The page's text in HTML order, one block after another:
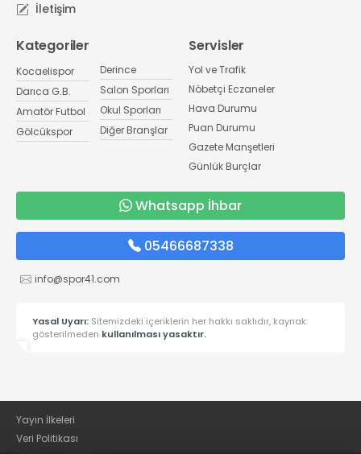
İletişim
Kategoriler
Kocaelispor
Darıca G.B.
Amatör Futbol
Gölcükspor
Derince
Salon Sporları
Okul Sporları
Diğer Branşlar
Servisler
Yol ve Trafik
Nöbetçi Eczaneler
Hava Durumu
Puan Durumu
Gazete Manşetleri
Günlük Burçlar
Whatsapp İhbar
05466687338
info@spor41.com
Yasal Uyarı: Sitemizdeki içeriklerin her hakkı saklıdır, kaynak
gösterilmeden kullanılması yasaktır.
Yayın İlkeleri
Veri Politikası